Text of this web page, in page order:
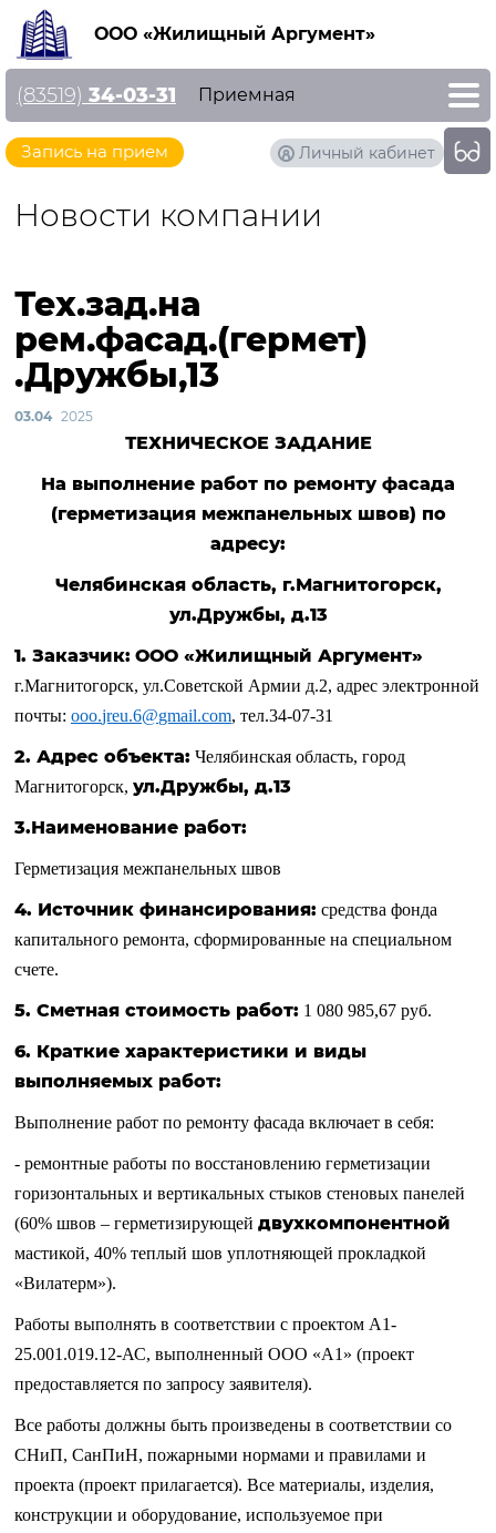
ООО «Жилищный Аргумент»
Запись на прием
(83519) 34-03-31 Приемная
Личный кабинет
Новости компании
Тех.зад.на
рем.фасад.(гермет)
.Дружбы,13
03.04 2025
ТЕХНИЧЕСКОЕ ЗАДАНИЕ
На выполнение работ по ремонту фасада
(герметизация межпанельных швов) по
адресу:
Челябинская область, г.Магнитогорск,
ул.Дружбы, д.13
1. Заказчик: ООО «Жилищный Аргумент»
г.Магнитогорск, ул.Советской Армии д.2, адрес электронной
почты: ooo.jreu.6@gmail.com, тел.34-07-31
2. Адрес объекта: Челябинская область, город
Магнитогорск, ул.Дружбы, д.13
3.Наименование работ:
Герметизация межпанельных швов
4. Источник финансирования: средства фонда
капитального ремонта, сформированные на специальном
счете.
5. Сметная стоимость работ: 1 080 985,67 руб.
6. Краткие характеристики и виды
выполняемых работ:
Выполнение работ по ремонту фасада включает в себя:
- ремонтные работы по восстановлению герметизации
горизонтальных и вертикальных стыков стеновых панелей
(60% швов – герметизирующей двухкомпонентной
мастикой, 40% теплый шов уплотняющей прокладкой
«Вилатерм»).
Работы выполнять в соответствии с проектом А1-
25.001.019.12-АС, выполненный ООО «А1» (проект
предоставляется по запросу заявителя).
Все работы должны быть произведены в соответствии со
СНиП, СанПиН, пожарными нормами и правилами и
проекта (проект прилагается). Все материалы, изделия,
конструкции и оборудование, используемое при